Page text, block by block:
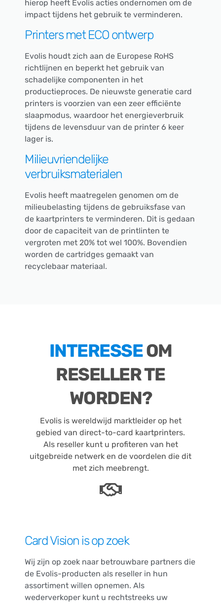
hierop heeft Evolis acties ondernomen om de
impact tijdens het gebruik te verminderen.
Printers met ECO ontwerp
Evolis houdt zich aan de Europese RoHS
richtlijnen en beperkt het gebruik van
schadelijke componenten in het
productieproces. De nieuwste generatie card
printers is voorzien van een zeer efficiënte
slaapmodus, waardoor het energieverbruik
tijdens de levensduur van de printer 6 keer
lager is.
Milieuvriendelijke
verbruiksmaterialen
Evolis heeft maatregelen genomen om de
milieubelasting tijdens de gebruiksfase van
de kaartprinters te verminderen. Dit is gedaan
door de capaciteit van de printlinten te
vergroten met 20% tot wel 100%. Bovendien
worden de cartridges gemaakt van
recyclebaar materiaal.
Card Vision is op zoek
Wij zijn op zoek naar betrouwbare partners die
de Evolis-producten als reseller in hun
assortiment willen opnemen. Als
wederverkoper kunt u rechtstreeks uw
INTERESSEOM
RESELLER TE
WORDEN?
Evolis is wereldwijd marktleider op het
gebied van direct-to-card kaartprinters.
Als reseller kunt u profiteren van het
uitgebreide netwerk en de voordelen die dit
met zich meebrengt.